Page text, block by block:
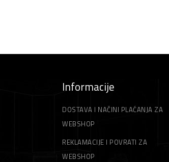
Informacije
DOSTAVA I NAČINI PLAĆANJA ZA
WEBSHOP
REKLAMACIJE I POVRATI ZA
WEBSHOP